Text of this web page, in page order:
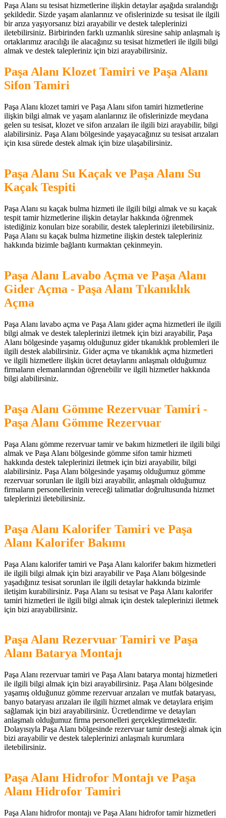
Paşa Alanı su tesisat hizmetlerine ilişkin detaylar aşağıda sıralandığı
şekildedir. Sizde yaşam alanlarınız ve ofislerinizde su tesisat ile ilgili
bir arıza yaşıyorsanız bizi arayabilir ve destek taleplerinizi
iletebilirsiniz. Birbirinden farklı uzmanlık süresine sahip anlaşmalı iş
ortaklarımız aracılığı ile alacağınız su tesisat hizmetleri ile ilgili bilgi
almak ve destek talepleriniz için bizi arayabilirsiniz.
Paşa Alanı Klozet Tamiri ve Paşa Alanı
Sifon Tamiri
Paşa Alanı klozet tamiri ve Paşa Alanı sifon tamiri hizmetlerine
ilişkin bilgi almak ve yaşam alanlarınız ile ofislerinizde meydana
gelen su tesisat, klozet ve sifon arızaları ile ilgili bizi arayabilir, bilgi
alabilirsiniz. Paşa Alanı bölgesinde yaşayacağınız su tesisat arızaları
için kısa sürede destek almak için bize ulaşabilirsiniz.
Paşa Alanı Su Kaçak ve Paşa Alanı Su
Kaçak Tespiti
Paşa Alanı su kaçak bulma hizmeti ile ilgili bilgi almak ve su kaçak
tespit tamir hizmetlerine ilişkin detaylar hakkında öğrenmek
istediğiniz konuları bize sorabilir, destek taleplerinizi iletebilirsiniz.
Paşa Alanı su kaçak bulma hizmetine ilişkin destek talepleriniz
hakkında bizimle bağlantı kurmaktan çekinmeyin.
Paşa Alanı Lavabo Açma ve Paşa Alanı
Gider Açma - Paşa Alanı Tıkanıklık
Açma
Paşa Alanı lavabo açma ve Paşa Alanı gider açma hizmetleri ile ilgili
bilgi almak ve destek taleplerinizi iletmek için bizi arayabilir, Paşa
Alanı bölgesinde yaşamış olduğunuz gider tıkanıklık problemleri ile
ilgili destek alabilirsiniz. Gider açma ve tıkanıklık açma hizmetleri
ve ilgili hizmetlere ilişkin ücret detaylarını anlaşmalı olduğumuz
firmaların elemanlarından öğrenebilir ve ilgili hizmetler hakkında
bilgi alabilirsiniz.
Paşa Alanı Gömme Rezervuar Tamiri -
Paşa Alanı Gömme Rezervuar
Paşa Alanı gömme rezervuar tamir ve bakım hizmetleri ile ilgili bilgi
almak ve Paşa Alanı bölgesinde gömme sifon tamir hizmeti
hakkında destek taleplerinizi iletmek için bizi arayabilir, bilgi
alabilirsiniz. Paşa Alanı bölgesinde yaşamış olduğumuz gömme
rezervuar sorunları ile ilgili bizi arayabilir, anlaşmalı olduğumuz
firmaların personellerinin vereceği talimatlar doğrultusunda hizmet
taleplerinizi iletebilirsiniz.
Paşa Alanı Kalorifer Tamiri ve Paşa
Alanı Kalorifer Bakımı
Paşa Alanı kalorifer tamiri ve Paşa Alanı kalorifer bakım hizmetleri
ile ilgili bilgi almak için bizi arayabilir ve Paşa Alanı bölgesinde
yaşadığınız tesisat sorunları ile ilgili detaylar hakkında bizimle
iletişim kurabilirsiniz. Paşa Alanı su tesisat ve Paşa Alanı kalorifer
tamiri hizmetleri ile ilgili bilgi almak için destek taleplerinizi iletmek
için bizi arayabilirsiniz.
Paşa Alanı Rezervuar Tamiri ve Paşa
Alanı Batarya Montajı
Paşa Alanı rezervuar tamiri ve Paşa Alanı batarya montaj hizmetleri
ile ilgili bilgi almak için bizi arayabilirsiniz. Paşa Alanı bölgesinde
yaşamış olduğunuz gömme rezervuar arızaları ve mutfak bataryası,
banyo bataryası arızaları ile ilgili hizmet almak ve detaylara erişim
sağlamak için bizi arayabilirsiniz. Ücretlendirme ve detayları
anlaşmalı olduğumuz firma personelleri gerçekleştirmektedir.
Dolayısıyla Paşa Alanı bölgesinde rezervuar tamir desteği almak için
bizi arayabilir ve destek taleplerinizi anlaşmalı kurumlara
iletebilirsiniz.
Paşa Alanı Hidrofor Montajı ve Paşa
Alanı Hidrofor Tamiri
Paşa Alanı hidrofor montajı ve Paşa Alanı hidrofor tamir hizmetleri